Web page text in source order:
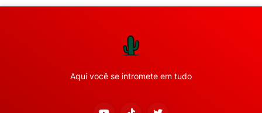
Aqui você se intromete em tudo